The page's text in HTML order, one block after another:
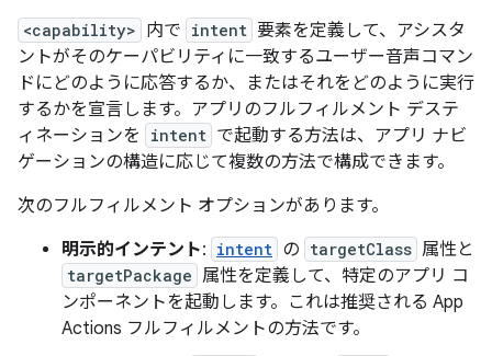
<capability> 内で intent 要素を定義して、アシスタ
ントがそのケーパビリティに一致するユーザー音声コマン
ドにどのように応答するか、またはそれをどのように実行
するかを宣言します。アプリのフルフィルメント デステ
ィネーションを
intent で起動する方法は、アプリ ナビ
ゲーションの構造に応じて複数の方法で構成できます。
次のフルフィルメント オプションがあります。
明示的インテント: intent の targetClass 属性と
targetPackage 属性を定義して、特定のアプリ コ
ンポーネントを起動します。これは推奨される App
Actions フルフィルメントの方法です。